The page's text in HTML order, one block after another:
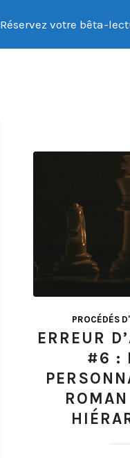
PROCÉDÉS
ERREUR
#6 :
Réservez votre bêta-